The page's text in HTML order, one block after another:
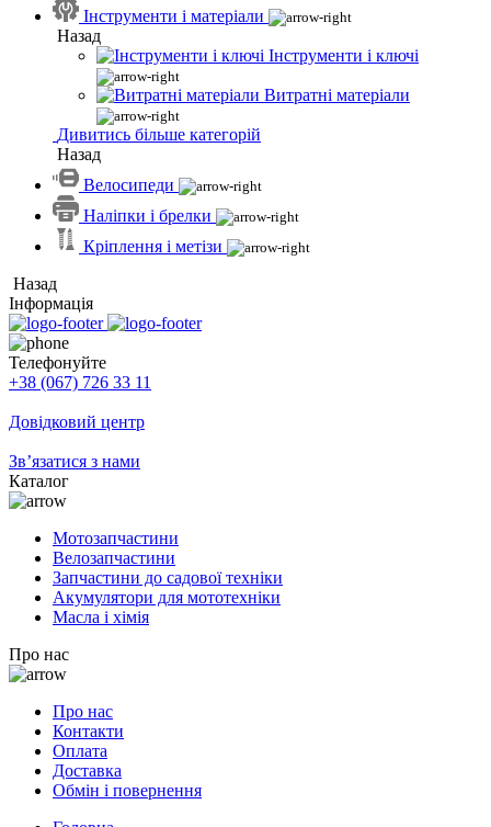
Інструменти і матеріали
Назад
Інструменти і ключі
Витратні матеріали
Дивитись більше категорій
Назад
Велосипеди
Наліпки і брелки
Кріплення і метізи
Назад
Інформація
Телефонуйте
+38 (067) 726 33 11
Довідковий центр
Зв’язатися з нами
Каталог
Мотозапчастини
Велозапчастини
Запчастини до садової техніки
Акумулятори для мототехніки
Масла і хімія
Про нас
Про нас
Контакти
Оплата
Доставка
Обмін і повернення